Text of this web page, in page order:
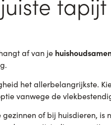
af van je
het allerbelangrijkste.
vanwege de
of bij huisdieren, is